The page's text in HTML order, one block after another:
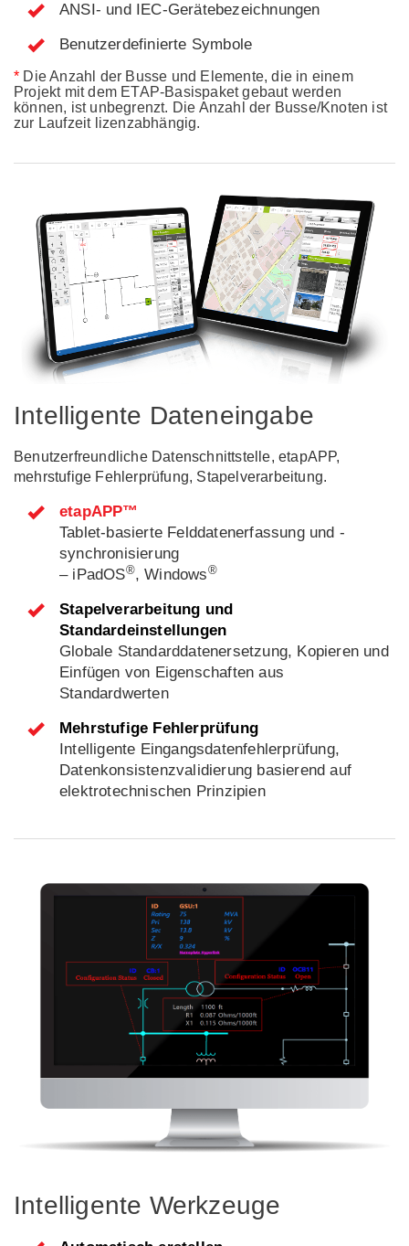
ANSI- und IEC-Gerätebezeichnungen
Benutzerdefinierte Symbole
* Die Anzahl der Busse und Elemente, die in einem
Projekt mit dem ETAP-Basispaket gebaut werden
können, ist unbegrenzt. Die Anzahl der Busse/Knoten ist
zur Laufzeit lizenzabhängig.
Intelligente Dateneingabe
Benutzerfreundliche Datenschnittstelle, etapAPP,
mehrstufige Fehlerprüfung, Stapelverarbeitung.
etapAPP™
Tablet-basierte Felddatenerfassung und -
synchronisierung
– iPadOS®, Windows®
Stapelverarbeitung und
Standardeinstellungen
Globale Standarddatenersetzung, Kopieren und
Einfügen von Eigenschaften aus
Standardwerten
Mehrstufige Fehlerprüfung
Intelligente Eingangsdatenfehlerprüfung,
Datenkonsistenzvalidierung basierend auf
elektrotechnischen Prinzipien
Intelligente Werkzeuge